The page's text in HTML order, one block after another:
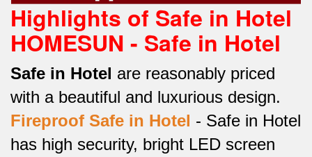
Highlights of Safe in Hotel
HOMESUN - Safe in Hotel
Safe in Hotel are reasonably priced
with a beautiful and luxurious design.
Fireproof Safe in Hotel - Safe in Hotel
has high security, bright LED screen